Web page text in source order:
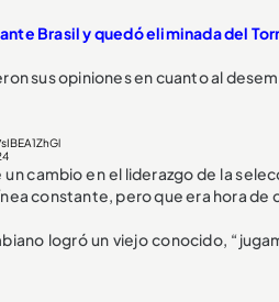
Brasil y quedó eliminada del
sus opiniones en cuanto al
un cambio en el liderazgo de la
constante, pero que era hora de
logró un viejo conocido,